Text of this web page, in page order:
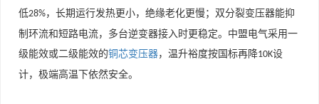
低28%，长期运行发热更小，绝缘老化更慢；双分裂变压器能抑
制环流和短路电流，多台逆变器接入时更稳定。中盟电气采用一
级能效或二级能效的铜芯变压器，温升裕度按国标再降10K设
计，极端高温下依然安全。